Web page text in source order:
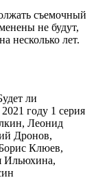
съемочный
не будут,
несколько лет.
ли
году 1 серия
Леонид
Дронов,
Клюев,
Ильюхина,